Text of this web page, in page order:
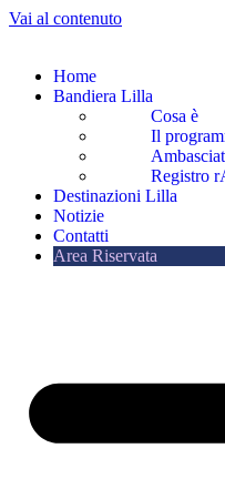
Vai al contenuto
Home
Bandiera Lilla
Cosa è
Il
Registro
Destinazioni Lilla
Notizie
Contatti
Area Riservata